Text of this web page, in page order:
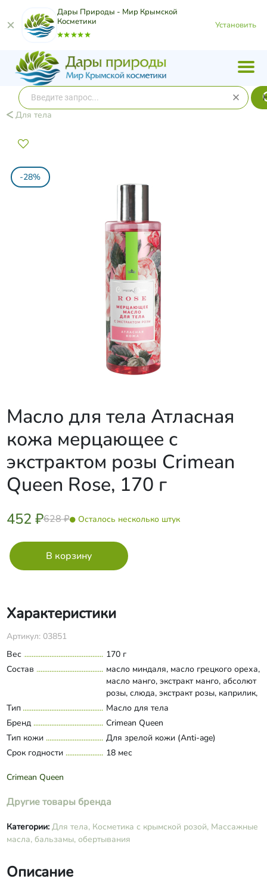
Дары Природы - Мир Крымской
Косметики
Установить
Для тела
-28%
Масло для тела Атласная
кожа мерцающее с
экстрактом розы Crimean
Queen Rose, 170 г
452 ₽628 ₽ Осталось несколько штук
Характеристики
Артикул: 03851
Вес
170 г
Состав
масло миндаля, масло грецкого ореха,
масло манго, экстракт манго, абсолют
розы, слюда, экстракт розы, каприлик,
витамин Е, эфирные масла розы,
пачули.
Развернуть состав
Тип
Масло для тела
Бренд
Crimean Queen
Тип кожи
Для зрелой кожи (Anti-age)
Срок годности
18 мес
Crimean Queen
Другие товары бренда
Категории: Для тела, Косметика с крымской розой, Массажные
масла, бальзамы, обертывания
Описание